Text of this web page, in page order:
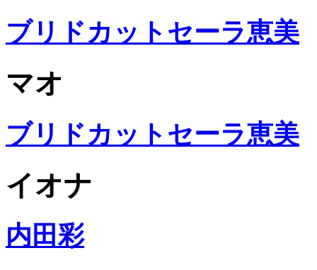
ブリドカットセーラ恵美
マオ
ブリドカットセーラ恵美
イオナ
内田彩